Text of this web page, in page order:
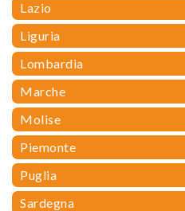
Lazio
Liguria
Lombardia
Marche
Molise
Piemonte
Puglia
Sardegna